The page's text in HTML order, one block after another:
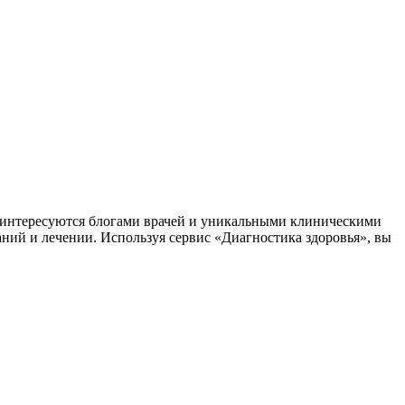
блогами врачей и уникальными клиническими
и лечении. Используя сервис «Диагностика здоровья», вы